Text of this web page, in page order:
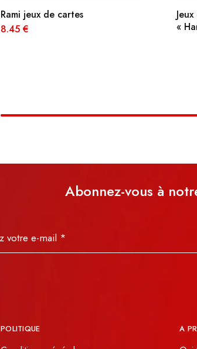
Rami jeux de cartes
8.45 €
«
Abonnez-vous à
POLITIQUE A